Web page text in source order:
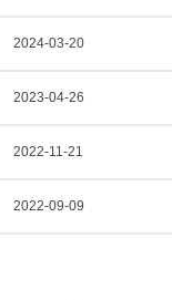
2024-03-20
2023-04-26
2022-11-21
2022-09-09